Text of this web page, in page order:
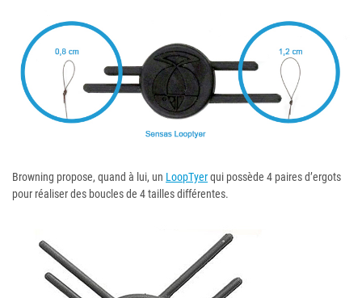
Browning propose, quand à lui, un LoopTyerqui possède 4 paires d’ergots
pour réaliser des boucles de 4 tailles différentes.